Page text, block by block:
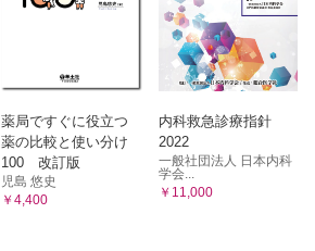
薬局ですぐに役立つ
薬の比較と使い分け
100 改訂版
児島 悠史
￥4,400
内科救急診療指針
2022
一般社団法人 日本内科
学会...
￥11,000